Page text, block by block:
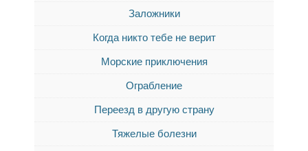
Заложники
Когда никто тебе не верит
Морские приключения
Ограбление
Переезд в другую страну
Тяжелые болезни